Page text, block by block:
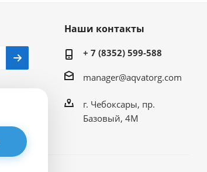
Наши контакты
+ 7 (8352) 599-588
manager@aqvatorg.com
г. Чебоксары, пр.
Базовый, 4М